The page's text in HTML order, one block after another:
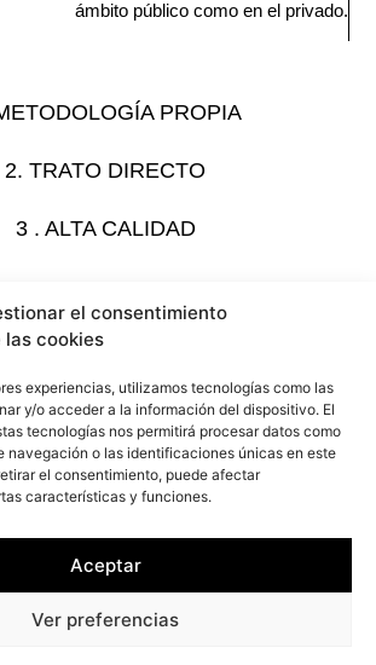
el consentimiento
las cookies
experiencias, utilizamos tecnologías como las
y/o acceder a la información del dispositivo. El
tecnologías nos permitirá procesar datos como
navegación o las identificaciones únicas en este
el consentimiento, puede afectar
características y funciones.
Aceptar
Ver preferencias
ámbito público como en el privado.
PROPIA
2. TRATO DIRECTO
3 . ALTA CALIDAD
de trabajo, la estrecha relación con
externos y el trato directo y continuo con
proyectos, consiguiendo un resultado de
a la vez que se optimizan los